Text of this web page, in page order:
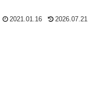
2021.01.16 2026.07.21